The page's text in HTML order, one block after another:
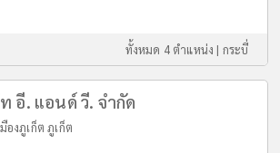
ทั้งหมด 4 ตำแหน่ง | กระบี่
อี. แอนด์ วี. จำกัด
องภูเก็ต ภูเก็ต